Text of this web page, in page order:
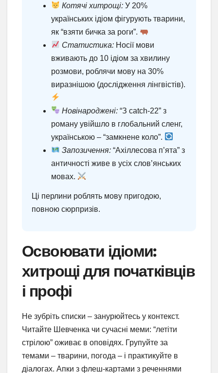
Котячі хитрощі: У 20%
українських ідіом фігурують тварини,
як “взяти бичка за роги”.
Статистика: Носії мови
вживають до 10 ідіом за хвилину
розмови, роблячи мову на 30%
виразнішою (дослідження лінгвістів).
Новінароджені: “З catch-22” з
роману увійшло в глобальний сленг,
українською – “замкнене коло”.
Запозичення: “Ахіллесова п’ята” з
античності живе в усіх слов’янських
мовах.
Ці перлини роблять мову пригодою,
повною сюрпризів.
Освоювати ідіоми:
хитрощі для початківців
і профі
Не зубріть списки – занурюйтесь у контекст.
Читайте Шевченка чи сучасні меми: “летіти
стрілою” оживає в оповідях. Групуйте за
темами – тварини, погода – і практикуйте в
діалогах. Апки з флеш-картами з реченнями